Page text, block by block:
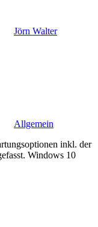
Jörn Walter
Allgemein
inkl. der
Windows 10